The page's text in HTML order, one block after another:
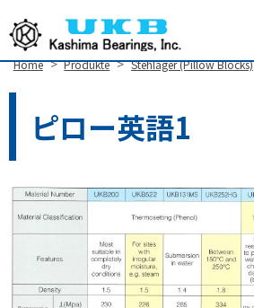
Home > Produkte > Stehlager (Pillow Blocks)
ピロー英語1
Site
Footer